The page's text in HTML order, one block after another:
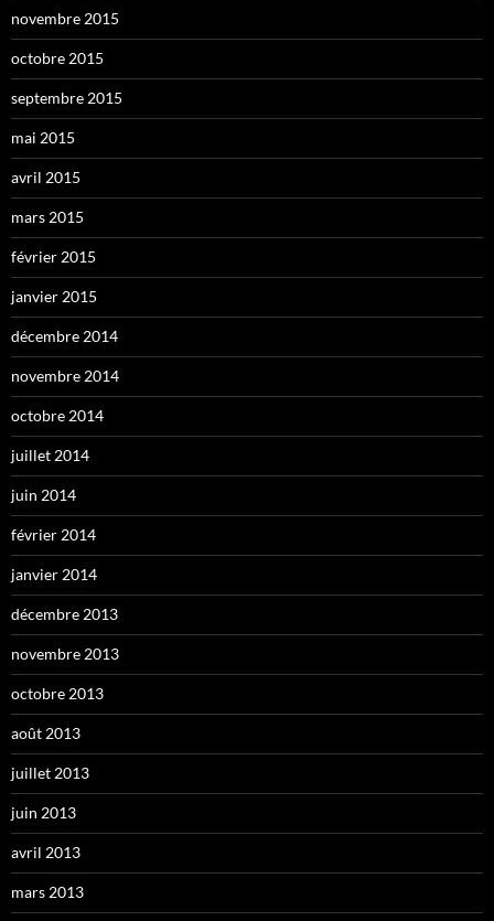
novembre 2015
octobre 2015
septembre 2015
mai 2015
avril 2015
mars 2015
février 2015
janvier 2015
décembre 2014
novembre 2014
octobre 2014
juillet 2014
juin 2014
février 2014
janvier 2014
décembre 2013
novembre 2013
octobre 2013
août 2013
juillet 2013
juin 2013
avril 2013
mars 2013